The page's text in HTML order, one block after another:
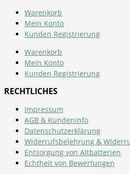
Warenkorb
Mein Konto
Kunden Registrierung
Warenkorb
Mein Konto
Kunden Registrierung
RECHTLICHES
Impressum
AGB & Kundeninfo
Datenschutzerklärung
Widerrufsbelehrung &
Entsorgung von Altbatterien
Echtheit von Bewertungen